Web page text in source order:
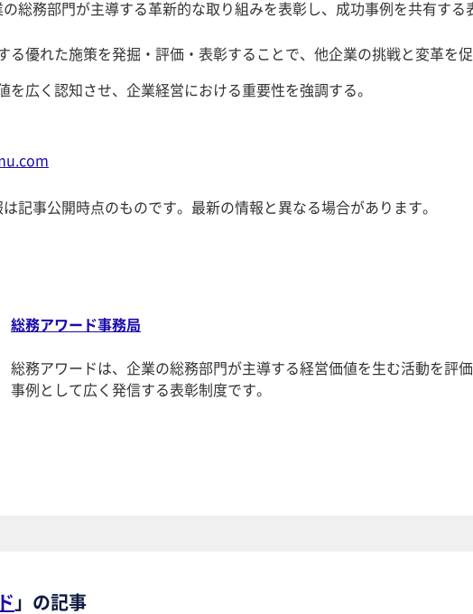
総務部門が主導する革新的な取り組みを表彰し、成功事例を共有する
る優れた施策を発掘・評価・表彰することで、他企業の挑戦と変革を
を広く認知させ、企業経営における重要性を強調する。
記事公開時点のものです。最新の情報と異なる場合があります。
総務アワード事務局
総務アワードは、企業の総務部門が主導する経営価値を生む活動を評
事例として広く発信する表彰制度です。
」の記事